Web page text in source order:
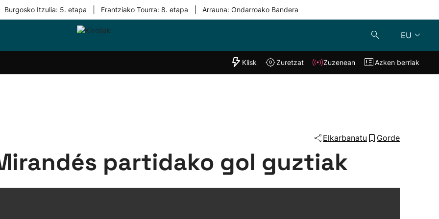
Burgosko Itzulia: 5. etapa Frantziako Tourra: 8. etapa Arrauna: Ondarroako Bandera
EU
Taldeak
"Helmuga"
Klisk Zuzenean
Klisk Zuretzat Zuzenean Azken berriak
Elkarbanatu Gorde
partidako gol guztiak